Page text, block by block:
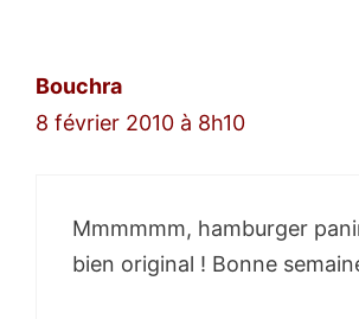
Bouchra
8 février 2010 à 8h10
Mmmmmm, hamburger
bien original ! Bonne